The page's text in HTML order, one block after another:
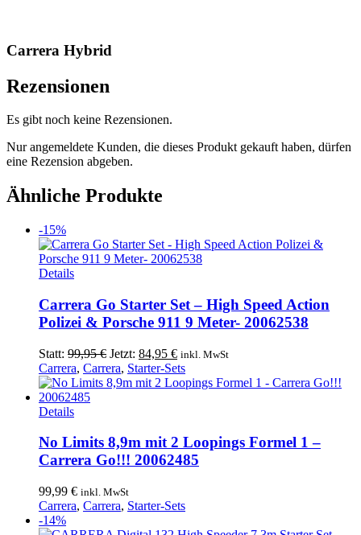
Carrera Hybrid
Rezensionen
Es gibt noch keine Rezensionen.
Nur angemeldete Kunden, die dieses Produkt gekauft haben, dürfen
eine Rezension abgeben.
Ähnliche Produkte
-15%
Details
Carrera Go Starter Set – High Speed Action
Polizei & Porsche 911 9 Meter- 20062538
Statt: 99,95€ Ursprünglicher
Preis
war:
Jetzt: 84,95 €Aktueller
Preis
ist:
inkl. MwSt
Carrera, Carrera, Starter-Sets
Details
No Limits 8,9m mit 2 Loopings Formel 1 –
Carrera Go!!! 20062485
99,99 € inkl. MwSt
Carrera, Carrera, Starter-Sets
-14%